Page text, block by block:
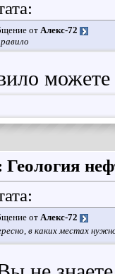
отАлекс-72
можете
Геология
отАлекс-72
в каких местах